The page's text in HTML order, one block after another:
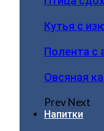
Кутья с
Полента с
Овсяная
PrevNext
Напитки